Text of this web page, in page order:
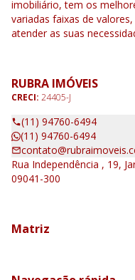
imobiliário, tem os
variadas faixas de
atender as suas
RUBRA IMÓVEIS
CRECI: 24405-J
(11) 94760-6494
(11) 94760-6494
Rua Independência , 19,
09041-300
Matriz